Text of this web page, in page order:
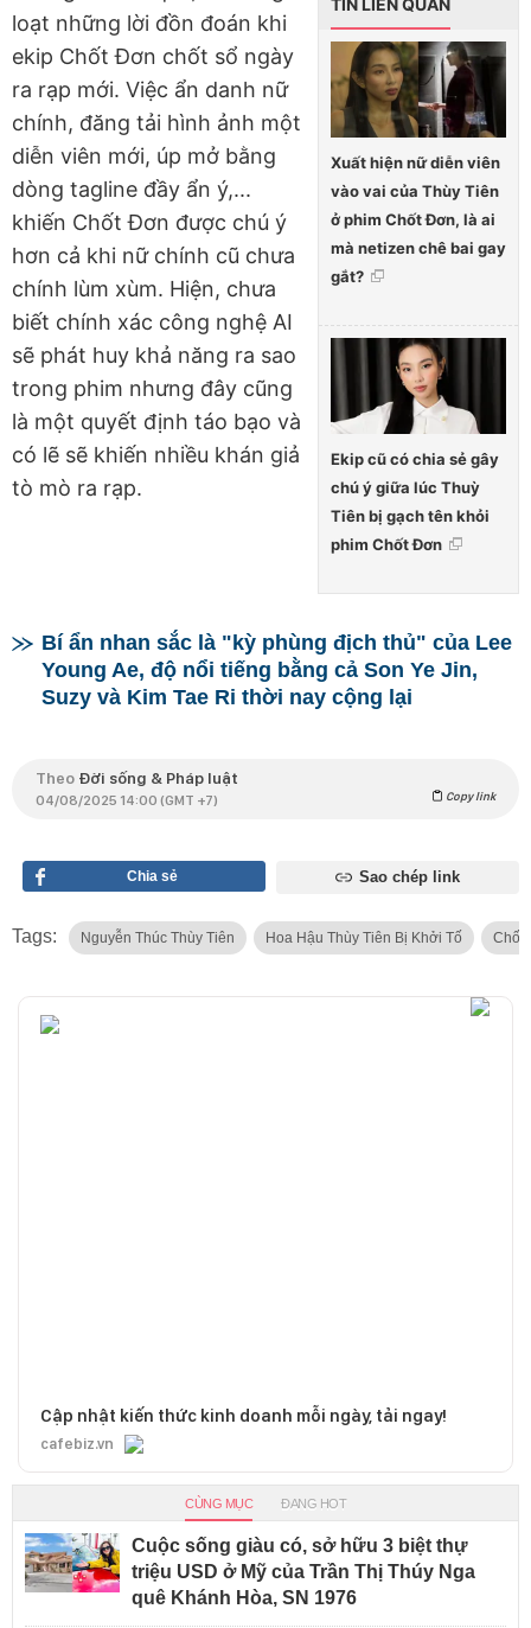
TIN LIÊN QUAN
Xuất hiện nữ diễn viên
vào vai của Thùy Tiên
ở phim Chốt Đơn, là ai
mà netizen chê bai gay
gắt?
Ekip cũ có chia sẻ gây
chú ý giữa lúc Thuỳ
Tiên bị gạch tên khỏi
phim Chốt Đơn
loạt những lời đồn đoán khi
ekip Chốt Đơn chốt sổ ngày
ra rạp mới. Việc ẩn danh nữ
chính, đăng tải hình ảnh một
diễn viên mới, úp mở bằng
dòng tagline đầy ẩn ý,...
khiến Chốt Đơn được chú ý
hơn cả khi nữ chính cũ chưa
chính lùm xùm. Hiện, chưa
biết chính xác công nghệ AI
sẽ phát huy khả năng ra sao
trong phim nhưng đây cũng
là một quyết định táo bạo và
có lẽ sẽ khiến nhiều khán giả
tò mò ra rạp.
Bí ẩn nhan sắc là "kỳ phùng địch thủ" của Lee
Young Ae, độ nổi tiếng bằng cả Son Ye Jin,
Suzy và Kim Tae Ri thời nay cộng lại
Theo Đời sống & Pháp luật
04/08/2025 14:00 (GMT +7) Copy link
Chia sẻ Sao chép link
Tags: Nguyễn Thúc Thùy Tiên Hoa Hậu Thùy Tiên Bị Khởi Tố Chốt
Cập nhật kiến thức kinh doanh mỗi ngày, tải ngay!
cafebiz.vn
CÙNG MỤC ĐANG HOT
Cuộc sống giàu có, sở hữu 3 biệt thự
triệu USD ở Mỹ của Trần Thị Thúy Nga
quê Khánh Hòa, SN 1976